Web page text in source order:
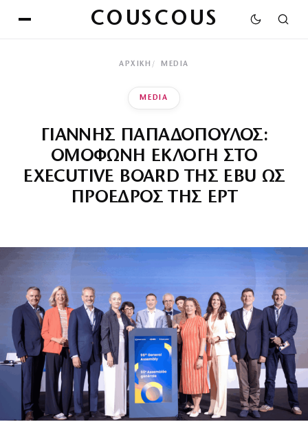
COUSCOUS
ΑΡΧΙΚΉ MEDIA
MEDIA
ΓΙΑΝΝΗΣ ΠΑΠΑΔΟΠΟΥΛΟΣ:
ΟΜΟΦΩΝΗ ΕΚΛΟΓΗ ΣΤΟ
EXECUTIVE BOARD ΤΗΣ EBU ΩΣ
ΠΡΟΕΔΡΟΣ ΤΗΣ ΕΡΤ